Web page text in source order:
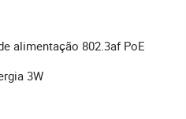
alimentação 802.3af PoE
3W